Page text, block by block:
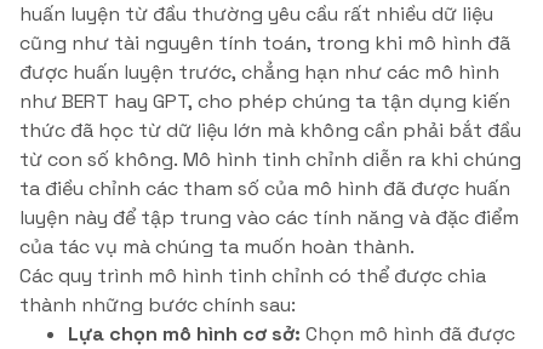
huấn luyện từ đầu thường yêu cầu rất nhiều dữ liệu
cũng như tài nguyên tính toán, trong khi mô hình đã
được huấn luyện trước, chẳng hạn như các mô hình
như BERT hay GPT, cho phép chúng ta tận dụng kiến
thức đã học từ dữ liệu lớn mà không cần phải bắt đầu
từ con số không. Mô hình tinh chỉnh diễn ra khi chúng
ta điều chỉnh các tham số của mô hình đã được huấn
luyện này để tập trung vào các tính năng và đặc điểm
của tác vụ mà chúng ta muốn hoàn thành.
Các quy trình mô hình tinh chỉnh có thể được chia
thành những bước chính sau:
Lựa chọn mô hình cơ sở: Chọn mô hình đã được